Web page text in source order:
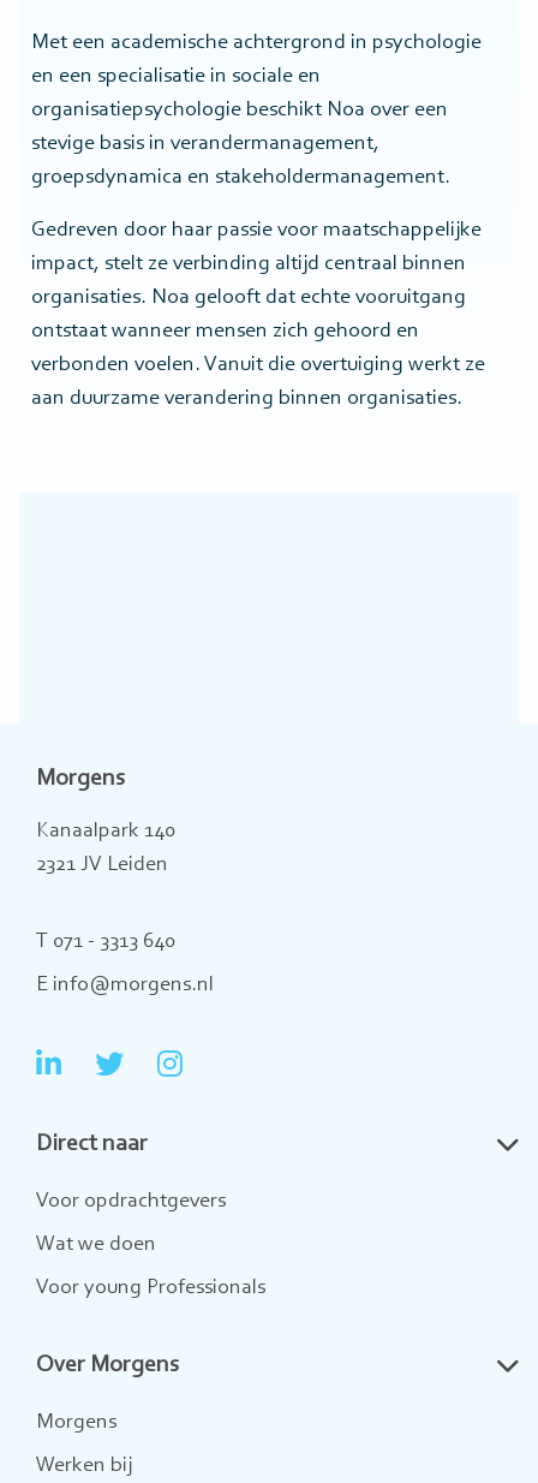
Met een academische achtergrond in psychologie
en een specialisatie in sociale en
organisatiepsychologie beschikt Noa over een
stevige basis in verandermanagement,
groepsdynamica en stakeholdermanagement.
Gedreven door haar passie voor maatschappelijke
impact, stelt ze verbinding altijd centraal binnen
organisaties. Noa gelooft dat echte vooruitgang
ontstaat wanneer mensen zich gehoord en
verbonden voelen. Vanuit die overtuiging werkt ze
aan duurzame verandering binnen organisaties.
Morgens
Kanaalpark 140
2321 JV Leiden
T 071 - 3313 640
E info@morgens.nl
Ga
LinkedIn
Ga
Twitter
Ga
Direct naar
Voor opdrachtgevers
Wat we doen
Voor young Professionals
Over Morgens
Morgens
Werken bij